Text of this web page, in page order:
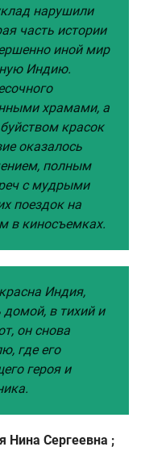
нарушили
часть истории
иной мир
Индию.
храмами, а
красок
оказалось
полным
с мудрыми
поездок на
в киносъемках.
Индия,
в тихий и
он снова
где его
героя и
Нина Сергеевна ;